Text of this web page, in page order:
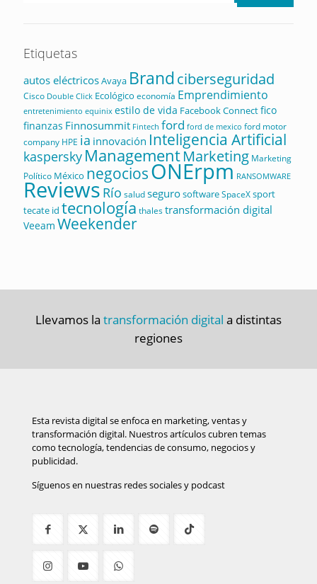
Etiquetas
autos eléctricosAvaya Brandciberseguridad
Cisco Double Click Ecológico economía Emprendimiento
entretenimiento equinix estilo de vida Facebook Connectfico
finanzas Finnosummit Fintech ford ford de mexico ford motor
company HPE ia innovación Inteligencia Artificial
kaspersky ManagementMarketing Marketing
Político México negociosONErpm RANSOMWARE
Reviews Río saludsegurosoftwareSpaceXsport
tecate id tecnología thalestransformación digital
Veeam Weekender
Llevamos la transformación digital a distintas
regiones
Esta revista digital se enfoca en marketing, ventas y
transformación digital. Nuestros artículos cubren temas
como tecnología, tendencias de consumo, negocios y
publicidad.
Síguenos en nuestras redes sociales y podcast